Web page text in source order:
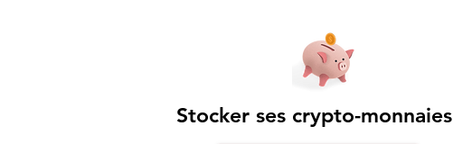
Stocker ses crypto-monnaies